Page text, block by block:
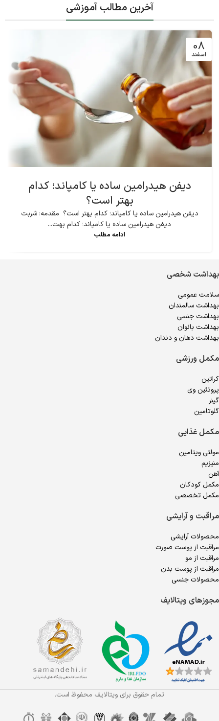
آخرین مطالب آموزشی
08
اسفند
دیفن هیدرامین ساده یا کامپاند؛ کدام
بهتر است؟
دیفن هیدرامین ساده یا کامپاند؛ کدام بهتر است؟ مقدمه: شربت
دیفن هیدرامین ساده یا کامپاند؛ کدام بهت...
ادامه مطلب
بهداشت شخصی
سلامت عمومی
بهداشت سالمندان
بهداشت جنسی
بهداشت بانوان
بهداشت دهان و دندان
مکمل ورزشی
کراتین
پروتئین وی
گینر
گلوتامین
مکمل غذایی
مولتی ویتامین
منیزیم
آهن
مکمل کودکان
مکمل تخصصی
مراقبت و آرایشی
محصولات آرایشی
مراقبت از پوست صورت
مراقبت از مو
مراقبت از پوست بدن
محصولات جنسی
مجوزهای ویتالایف
تمام حقوق برای ویتالایف محفوظ است.